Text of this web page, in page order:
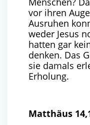
vor ihren
Ausruhen
weder Jesus
hatten gar
denken. Das
sie damals
Erholung.
Matthäus